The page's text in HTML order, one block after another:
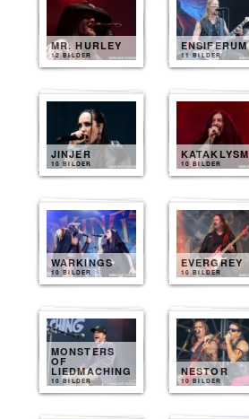
MR. HURLEY
12 BILDER
ENSIFERUM
11 BILDER
JINJER
10 BILDER
KATAKLYSM
10 BILDER
WARKINGS
10 BILDER
EVERGREY
10 BILDER
MONSTERS
OF
LIEDMACHING
10 BILDER
NESTOR
10 BILDER